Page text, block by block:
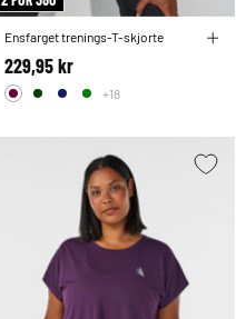
Ensfarget trenings-T-skjorte
229,95 kr
+18